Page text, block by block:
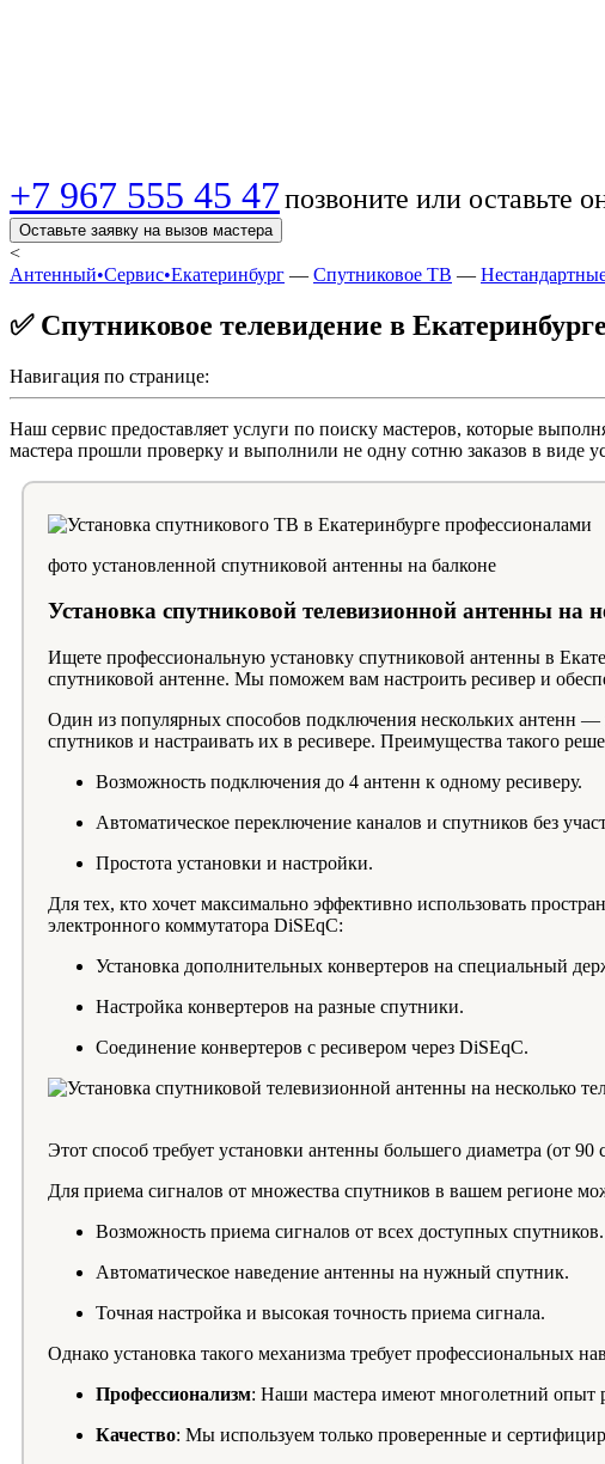
+7 967 555 45 47позвоните или оставьте
Оставьте заявку на вызов мастера
<
Антенный•Сервис•Екатеринбург — Спутниковое ТВ —
✅ Спутниковое телевидение в
Навигация по странице:
Наш сервис предоставляет услуги по поиску мастеров, которые
мастера прошли проверку и выполнили не одну сотню заказов в виде
фото установленной спутниковой антенны на балконе
Установка спутниковой телевизионной антенны на
Ищете профессиональную установку спутниковой антенны в
спутниковой антенне. Мы поможем вам настроить ресивер и
Один из популярных способов подключения нескольких антенн —
спутников и настраивать их в ресивере. Преимущества такого
Возможность подключения до 4 антенн к одному ресиверу.
Автоматическое переключение каналов и спутников без
Простота установки и настройки.
Для тех, кто хочет максимально эффективно использовать
электронного коммутатора DiSEqC:
Установка дополнительных конвертеров на специальный
Настройка конвертеров на разные спутники.
Соединение конвертеров с ресивером через DiSEqC.
Этот способ требует установки антенны большего диаметра (от
Для приема сигналов от множества спутников в вашем регионе
Возможность приема сигналов от всех доступных спутников.
Автоматическое наведение антенны на нужный спутник.
Точная настройка и высокая точность приема сигнала.
Однако установка такого механизма требует профессиональных
Профессионализм: Наши мастера имеют многолетний опыт
Качество: Мы используем только проверенные и